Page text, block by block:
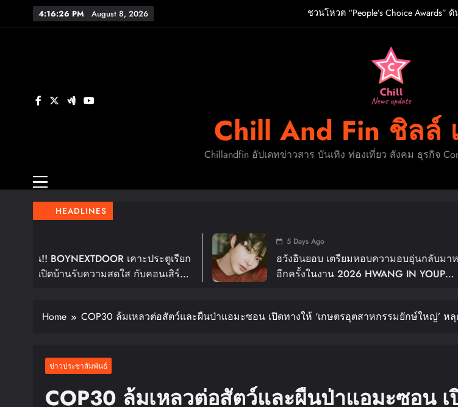
4:16:27 PM August 8, 2026
ชวนโหวต “People’s Choice
ปักหมุดวันหยุดนี้! ออกไปสร้
รู้จัก ADÉLA ป๊อปสตาร์สาวดาวรุ่งจากสโลวาเกีย
ชวนโหวต “People’s Choice
FLO เกิร์ลกรุ๊ป R&B สุดแซ่บแห่งยุค ส่งอัลบั้มชุดที่ 2
Chill And Fin ชิล
Chillandfin อัปเดทข่าวสาร บันเทิง ท่องเที่ยว สังคม ธุรกิจ
HEADLINES
เคาะประตูเรียก
มสดใส กับคอนเสิร์ต
5 Days Ago
ฮวังอินยอบ เตรียมหอบความอบอุ่นกลับมาหาแฟนไทย
อีกครั้งในงาน 2026 HWANG IN YOUP
Home COP30 ล้มเหลวต่อสัตว์และผืนป่าแอมะซอน เปิดทางให้ ‘เกษตรอุตสาหกรรมยักษ์ใหญ่’ ห
ข่าวประชาสัมพันธ์
COP30 ล้มเหลวต่อสัตว์และผืนป่าแอมะซอน เ